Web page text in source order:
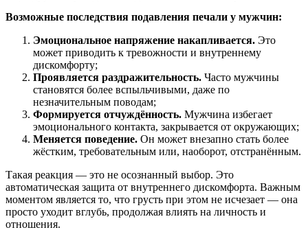
Возможные последствия подавления печали у мужчин:
Эмоциональное напряжение накапливается. Это
может приводить к тревожности и внутреннему
дискомфорту;
Проявляется раздражительность. Часто мужчины
становятся более вспыльчивыми, даже по
незначительным поводам;
Формируется отчуждённость. Мужчина избегает
эмоционального контакта, закрывается от окружающих;
Меняется поведение. Он может внезапно стать более
жёстким, требовательным или, наоборот, отстранённым.
Такая реакция — это не осознанный выбор. Это
автоматическая защита от внутреннего дискомфорта. Важным
моментом является то, что грусть при этом не исчезает — она
просто уходит вглубь, продолжая влиять на личность и
отношения.